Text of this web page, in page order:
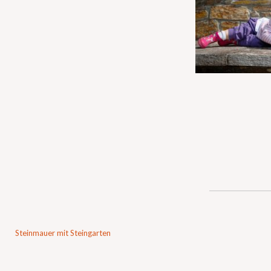
Steinmauer mit Steingarten